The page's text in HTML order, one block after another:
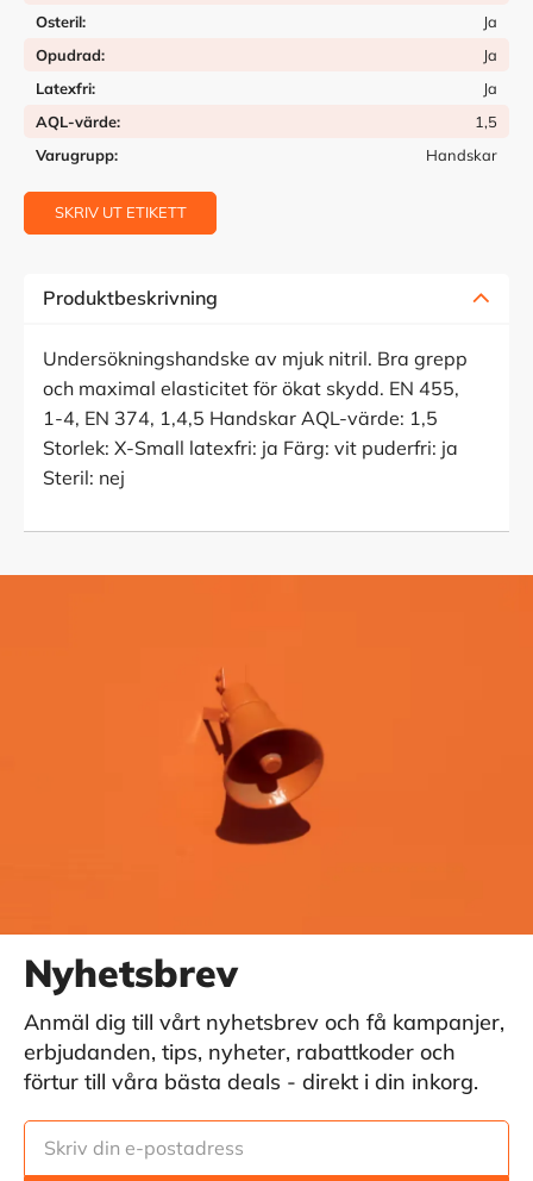
Osteril
Ja
Opudrad
Ja
Latexfri
Ja
AQL-värde
1,5
Varugrupp
Handskar
SKRIV UT ETIKETT
Produktbeskrivning
Undersökningshandske av mjuk nitril. Bra grepp
och maximal elasticitet för ökat skydd. EN 455,
1-4, EN 374, 1,4,5 Handskar AQL-värde: 1,5
Storlek: X-Small latexfri: ja Färg: vit puderfri: ja
Steril: nej
Nyhetsbrev
Anmäl dig till vårt nyhetsbrev och få kampanjer,
erbjudanden, tips, nyheter, rabattkoder och
förtur till våra bästa deals - direkt i din inkorg.